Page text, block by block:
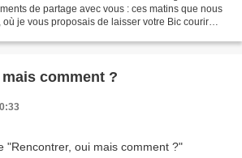
de partage avec vous : ces matins que nous
je vous proposais de laisser votre Bic courir
comment ?